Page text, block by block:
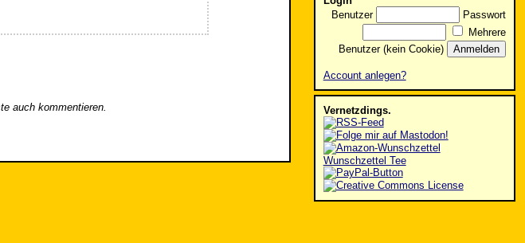
auch kommentieren.
Benutzer
Passwort
Mehrere
Benutzer (kein Cookie)
Account anlegen?
Vernetzdings.
Wunschzettel Tee